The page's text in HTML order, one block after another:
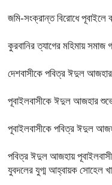
জমি-সংক্রান্ত বিরোধে
কুরবানির ত্যাগের মহিমায় সমাজ
দেশবাসীকে পবিত্র ঈদুল
পূবাইলবাসীকে ঈদুল আজহার
পূবাইলবাসীকে পবিত্র ঈদুল
পবিত্র ঈদুল আজহায়
যুবদলের যুগ্ম আহ্বায়ক সোহেল